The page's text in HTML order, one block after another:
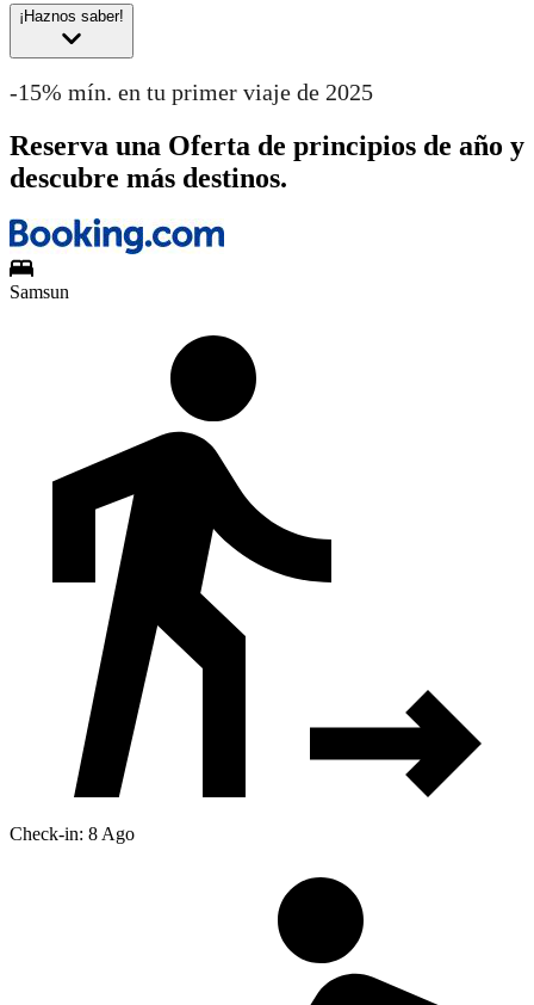
¡Haznos saber!
-15% mín. en tu primer viaje de 2025
Reserva una Oferta de principios de año y
descubre más destinos.
Samsun
Check-in: 8 Ago